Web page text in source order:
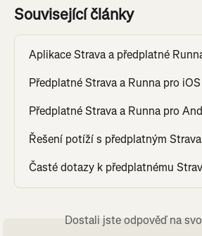
Související články
Aplikace Strava a předplatné
Předplatné Strava a Runna pro iOS
Předplatné Strava a Runna pro
Řešení potíží s předplatným Strava
Časté dotazy k předplatnému
Dostali jste odpověď na